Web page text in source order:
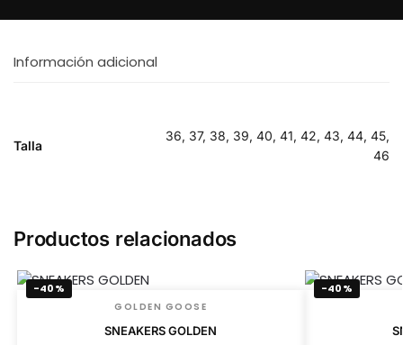
Información adicional
Talla
36, 37, 38, 39, 40, 41, 42, 43, 44, 45,
46
Productos relacionados
-40%
GOLDEN GOOSE
SNEAKERS GOLDEN
-40%